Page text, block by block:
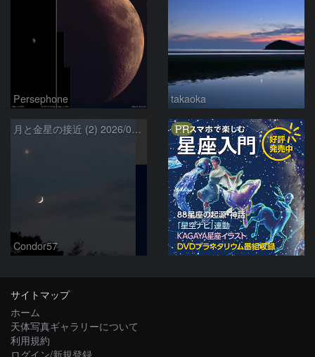
Persephone takaoka
月と金星の接近 (2) 2026/07/17
Condor57
PR
サイトマップ
ホーム
天体写真ギャラリーについて
利用規約
ログイン/新規登録